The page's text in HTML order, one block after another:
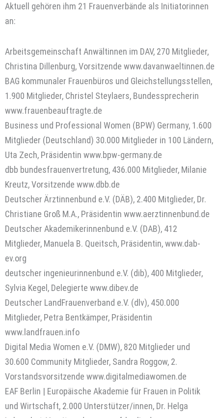
Aktuell gehören ihm 21 Frauenverbände als Initiatorinnen
an:
Arbeitsgemeinschaft Anwältinnen im DAV, 270 Mitglieder,
Christina Dillenburg, Vorsitzende www.davanwaeltinnen.de
BAG kommunaler Frauenbüros und Gleichstellungsstellen,
1.900 Mitglieder, Christel Steylaers, Bundessprecherin
www.frauenbeauftragte.de
Business und Professional Women (BPW) Germany, 1.600
Mitglieder (Deutschland) 30.000 Mitglieder in 100 Ländern,
Uta Zech, Präsidentin www.bpw-germany.de
dbb bundesfrauenvertretung, 436.000 Mitglieder, Milanie
Kreutz, Vorsitzende www.dbb.de
Deutscher Ärztinnenbund e.V. (DÄB), 2.400 Mitglieder, Dr.
Christiane Groß M.A., Präsidentin www.aerztinnenbund.de
Deutscher Akademikerinnenbund e.V. (DAB), 412
Mitglieder, Manuela B. Queitsch, Präsidentin, www.dab-
ev.org
deutscher ingenieurinnenbund e.V. (dib), 400 Mitglieder,
Sylvia Kegel, Delegierte www.dibev.de
Deutscher LandFrauenverband e.V. (dlv), 450.000
Mitglieder, Petra Bentkämper, Präsidentin
www.landfrauen.info
Digital Media Women e.V. (DMW), 820 Mitglieder und
30.600 Community Mitglieder, Sandra Roggow, 2.
Vorstandsvorsitzende www.digitalmediawomen.de
EAF Berlin | Europäische Akademie für Frauen in Politik
und Wirtschaft, 2.000 Unterstützer/innen, Dr. Helga